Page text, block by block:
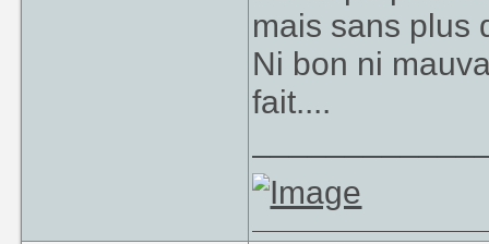
mais sans plus
Ni bon ni
fait....